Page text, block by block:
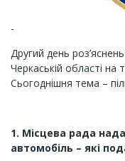
-
Другий день
Черкаській області на
Сьогоднішня тема –
1. Місцева рада
автомобіль – які